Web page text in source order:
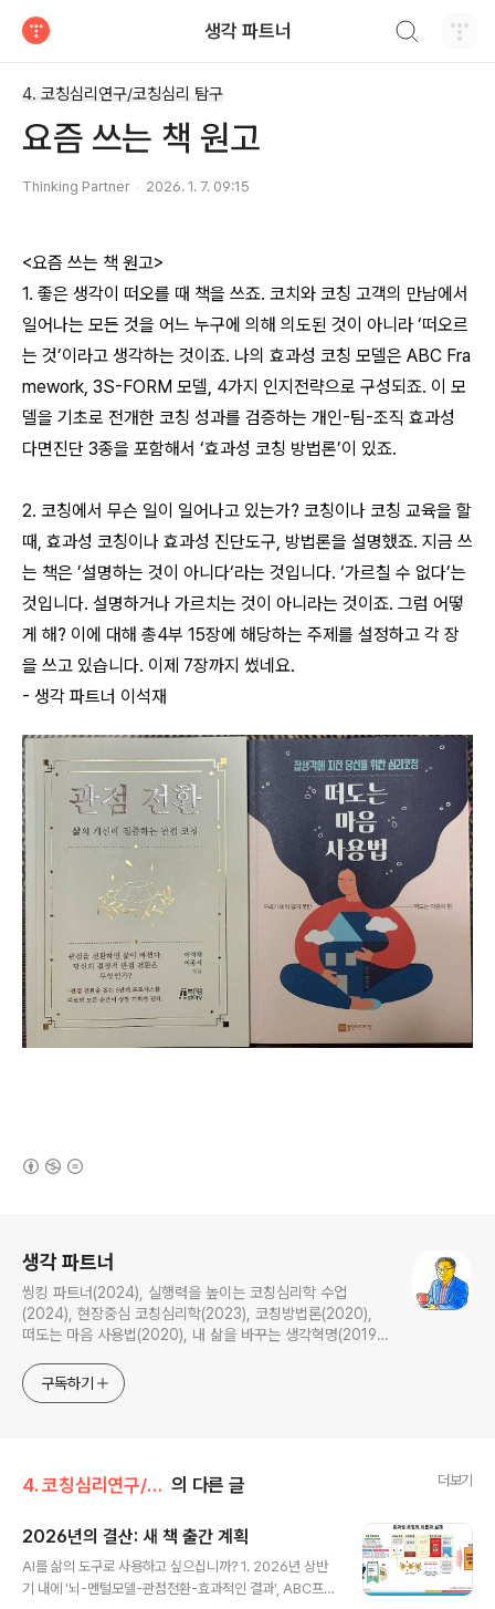
생각 파트너
4. 코칭심리연구/코칭심리 탐구
요즘 쓰는 책 원고
Thinking Partner 2026. 1. 7. 09:15
<요즘 쓰는 책 원고>
1. 좋은 생각이 떠오를 때 책을 쓰죠. 코치와 코칭 고객의 만남에서
일어나는 모든 것을 어느 누구에 의해 의도된 것이 아니라 ‘떠오르
는 것’이라고 생각하는 것이죠. 나의 효과성 코칭 모델은 ABC Fra
mework, 3S-FORM 모델, 4가지 인지전략으로 구성되죠. 이 모
델을 기초로 전개한 코칭 성과를 검증하는 개인-팀-조직 효과성
다면진단 3종을 포함해서 ‘효과성 코칭 방법론’이 있죠.
2. 코칭에서 무슨 일이 일어나고 있는가? 코칭이나 코칭 교육을 할
때, 효과성 코칭이나 효과성 진단도구, 방법론을 설명했죠. 지금 쓰
는 책은 ’설명하는 것이 아니다‘라는 것입니다. ‘가르칠 수 없다’는
것입니다. 설명하거나 가르치는 것이 아니라는 것이죠. 그럼 어떻
게 해? 이에 대해 총4부 15장에 해당하는 주제를 설정하고 각 장
을 쓰고 있습니다. 이제 7장까지 썼네요.
- 생각 파트너 이석재
생각 파트너
씽킹 파트너(2024), 실행력을 높이는 코칭심리학 수업
(2024), 현장중심 코칭심리학(2023), 코칭방법론(2020),
떠도는 마음 사용법(2020), 내 삶을 바꾸는 생각혁명(2019),
을 개발하라(2006)의 저자; 다수의 공저와 번역서 출간; <효
과성 코칭>, <실행력 코칭>, <통합 코칭>, <코칭심리학> 공
구독하기
4. 코칭심리연구/코칭심리 탐구 의 다른 글 더보기
2026년의 결산: 새 책 출간 계획
AI를 삶의 도구로 사용하고 싶으십니까? 1. 2026년 상반
기 내에 '뇌-멘털모델-관점전환-효과적인 결과', ABC프레